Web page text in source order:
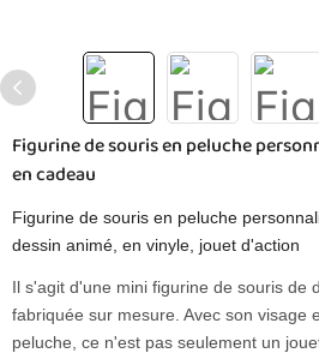
Figurine de souris en peluche
en cadeau
Figurine de souris en peluche
dessin animé, en vinyle, jouet d'action
Il s'agit d'une mini figurine de souris de
fabriquée sur mesure. Avec son visage
peluche, ce n'est pas seulement un